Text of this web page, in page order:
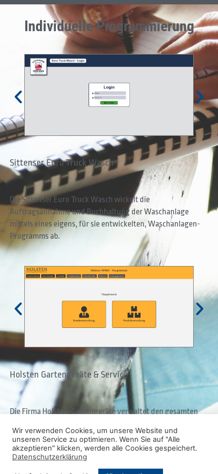
Individuelle Programmierung
Sittenser Euro Truck Wasch
Die Sittenser Euro Truck Wasch wickelt die
Auftragsannahme und Buchhaltung der Waschanlage
mittels eines eigens, für sie entwickelten, Waschanlagen-
Programms ab.
Holsten Gartengeräte & Service
Die Firma Holsten-Gartengeräte verwaltet den gesamten
Warenwirtschaftssystem.
Auch die Rechnungen werden aus diesem Programm
generiert.
Wir verwenden Cookies, um unsere Website und
unseren Service zu optimieren. Wenn Sie auf "Alle
akzeptieren" klicken, werden alle Cookies gespeichert.
Datenschutzerklärung